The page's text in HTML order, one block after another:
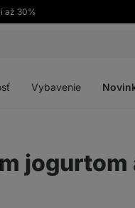
až 30%
Vybavenie
jogurtom